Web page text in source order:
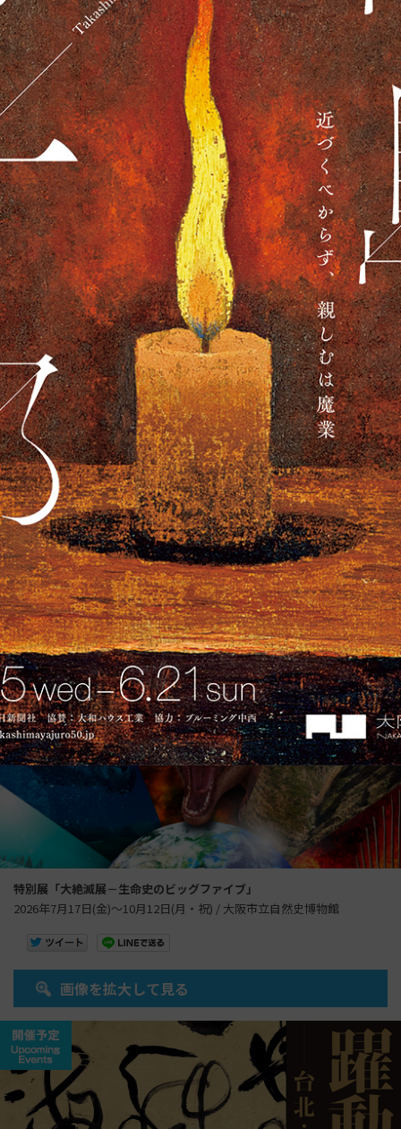
特集展示「新収品お披露目展」
2026年7月1日(水)～9月7日(月・祝) / 大阪歴史博物館
画像を拡大して見る
スイス絵画の異才 カール・ヴァルザー
2026年7月4日(土)〜9月27日(日) / 大阪中之島美術館
画像を拡大して見る
特別展「大絶滅展－生命史のビッグファイブ」
2026年7月17日(金)～10月12日(月・祝) / 大阪市立自然史博物館
画像を拡大して見る